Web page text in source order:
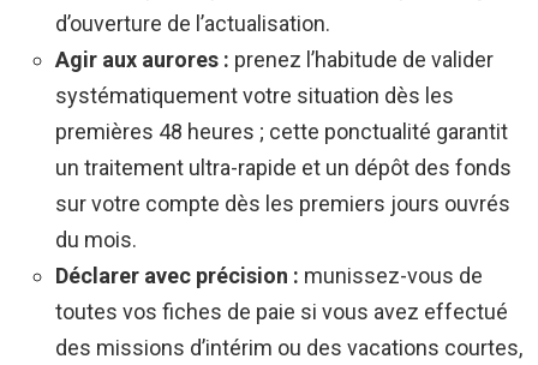
d’ouverture de l’actualisation.
Agir aux aurores : prenez l’habitude de valider
systématiquement votre situation dès les
premières 48 heures ; cette ponctualité garantit
un traitement ultra-rapide et un dépôt des fonds
sur votre compte dès les premiers jours ouvrés
du mois.
Déclarer avec précision : munissez-vous de
toutes vos fiches de paie si vous avez effectué
des missions d’intérim ou des vacations courtes,